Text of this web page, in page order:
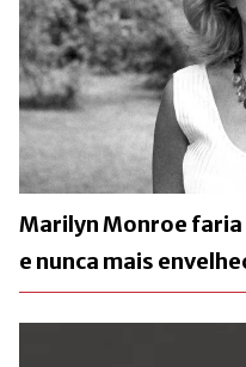
Marilyn Monroe faria
e nunca mais